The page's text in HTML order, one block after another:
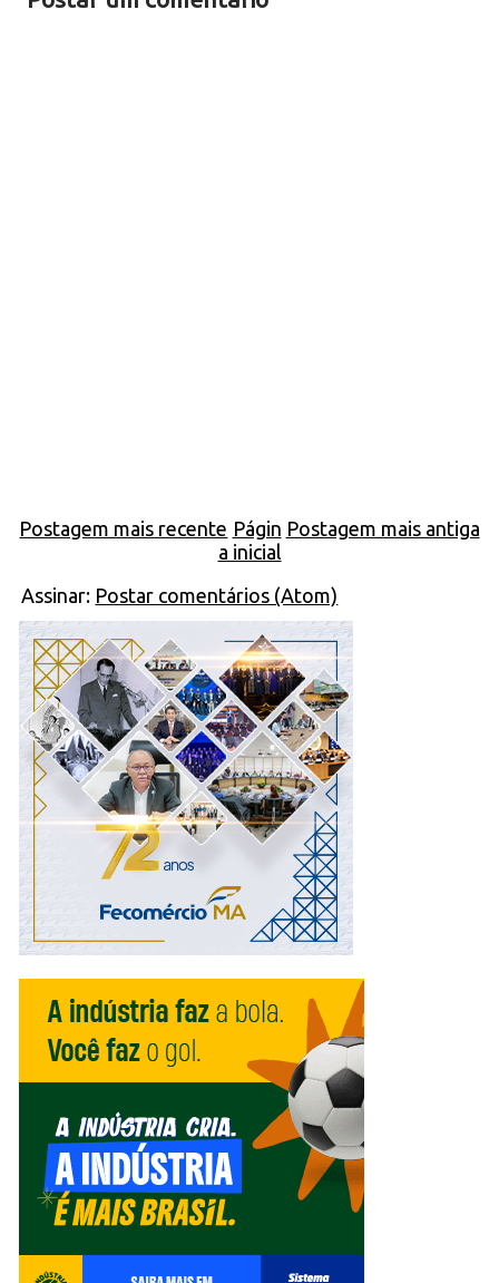
Postagem mais recente Postagem mais antiga
Págin
a inicial
Assinar: Postar comentários (Atom)